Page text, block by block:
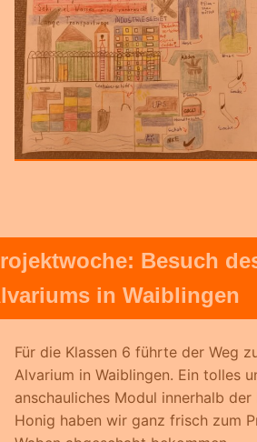
Besuch
in Waiblingen
Für die Klassen 6 führte der Weg
Alvarium in Waiblingen. Ein tolles
anschauliches Modul innerhalb
Honig haben wir ganz frisch zum